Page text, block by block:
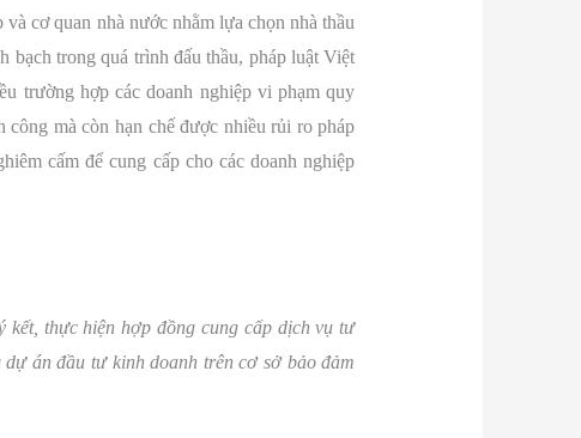
cơ quan nhà nước nhằm lựa chọn nhà thầu
bạch trong quá trình đấu thầu, pháp luật Việt
trường hợp các doanh nghiệp vi phạm quy
mà còn hạn chế được nhiều rủi ro pháp
cấm để cung cấp cho các doanh nghiệp
thực hiện hợp đồng cung cấp dịch vụ tư
án đầu tư kinh doanh trên cơ sở bảo đảm